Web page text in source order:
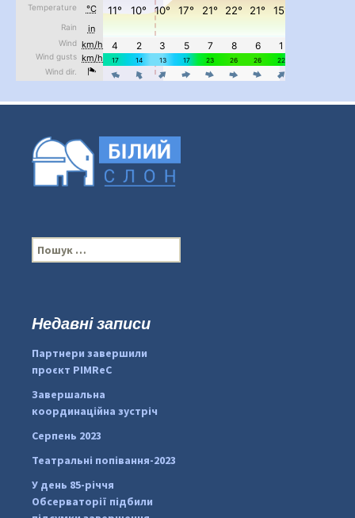
pimrec_project
#PipIvanToday
pimrec_project
П
о
:Недавні записи
Партнери завершили
проєкт PIMReC
Завершальна
координаційна зустріч
Серпень 2023
Театральні попівання-2023
У день 85-річчя
Обсерваторії підбили